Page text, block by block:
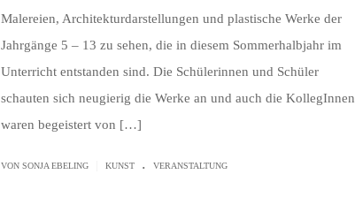
Malereien, Architekturdarstellungen und plastische Werke der
Jahrgänge 5 – 13 zu sehen, die in diesem Sommerhalbjahr im
Unterricht entstanden sind. Die Schülerinnen und Schüler
schauten sich neugierig die Werke an und auch die KollegInnen
waren begeistert von […]
VON SONJA EBELING KUNST . VERANSTALTUNG